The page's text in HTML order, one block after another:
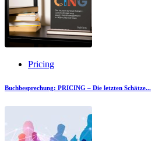
Pricing
Buchbesprechung: PRICING – Die letzten Schätze...